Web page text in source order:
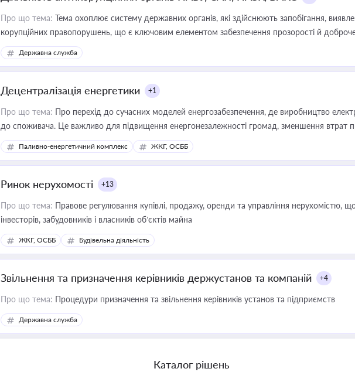
Про що тема: Тема охоплює систему державних органів, які здійснюють запобігання,
корупційних правопорушень, що є ключовим елементом забезпечення прозорості й
та бізнесі
Державна служба
Децентралізація енергетики +1
Про що тема: Про перехід до сучасних моделей енергозабезпечення, де виробництво
до споживача. Це важливо для підвищення енергонезалежності громад, зменшення втрат
стимулювання розвитку відновлюваних джерел
Паливно-енергетичний комплекс ЖКГ, ОСББ
Ринок нерухомості +13
Про що тема: Правове регулювання купівлі, продажу, оренди та управління нерухомістю,
інвесторів, забудовників і власників об’єктів майна
ЖКГ, ОСББ Будівельна діяльність
Звільнення та призначення керівників держустанов та компаній +4
Про що тема: Процедури призначення та звільнення керівників установ та підприємств
Державна служба
Каталог рішень